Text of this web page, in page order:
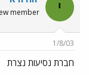
נ
ב
ת
ך
י member
1/8/03
חברת נסיעות נצרת